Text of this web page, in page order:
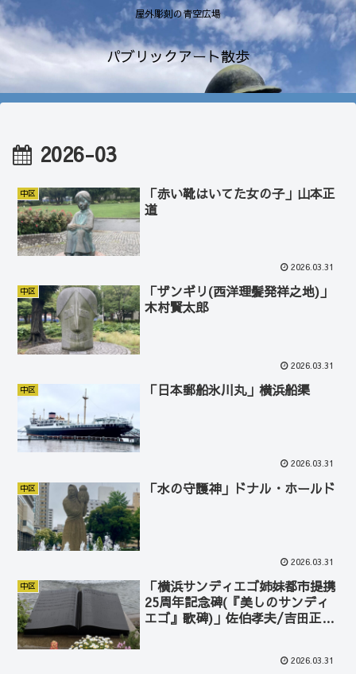
屋外彫刻の青空広場
パブリックアート散歩
2026-03
中区
「赤い靴はいてた女の子」山本正
道
2026.03.31
中区
「ザンギリ(西洋理髪発祥之地)」
木村賢太郎
2026.03.31
中区 「日本郵船氷川丸」横浜船渠
2026.03.31
中区 「水の守護神」ドナル・ホールド
2026.03.31
中区
「横浜サンディエゴ姉妹都市提携
25周年記念碑(『美しのサンディ
エゴ』歌碑)」佐伯孝夫/吉田正/
2026.03.31